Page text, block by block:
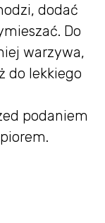
dodać
Do
warzywa,
do lekkiego
podaniem